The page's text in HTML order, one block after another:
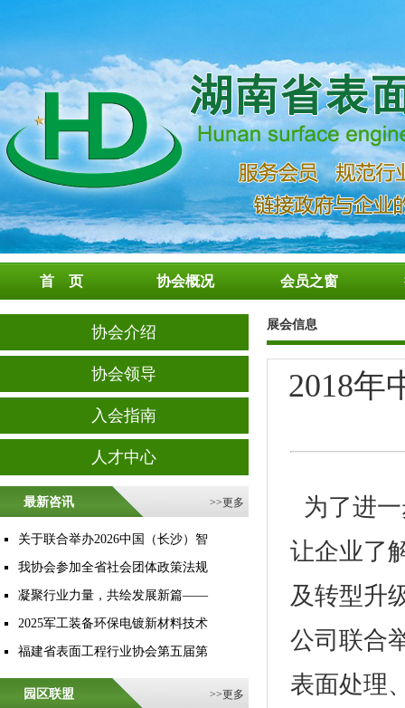
首 页 协会概况 会员之窗
协会介绍
协会领导
入会指南
人才中心
最新咨讯 >>更多
关于联合举办2026中国（长沙）智
我协会参加全省社会团体政策法规
凝聚行业力量，共绘发展新篇——
2025军工装备环保电镀新材料技术
福建省表面工程行业协会第五届第
园区联盟 >>更多
展会信息
2018年
为了进
让企业了
及转型升
公司联合
表面处理